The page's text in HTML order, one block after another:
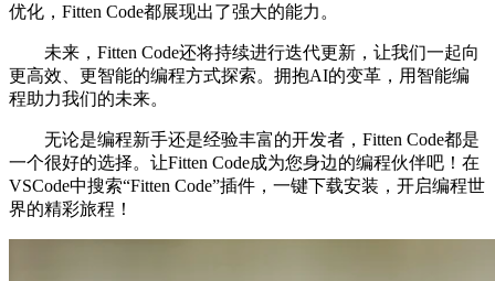
优化，Fitten Code都展现出了强大的能力。
未来，Fitten Code还将持续进行迭代更新，让我们一起向
更高效、更智能的编程方式探索。拥抱AI的变革，用智能编
程助力我们的未来。
无论是编程新手还是经验丰富的开发者，Fitten Code都是
一个很好的选择。让Fitten Code成为您身边的编程伙伴吧！在
VSCode中搜索“Fitten Code”插件，一键下载安装，开启编程世
界的精彩旅程！